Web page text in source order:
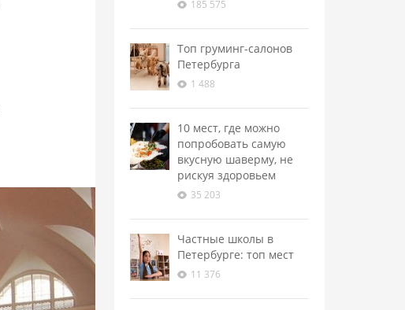
185 575
Топ груминг-салонов
Петербурга
1 488
10 мест, где можно
попробовать самую
вкусную шаверму, не
рискуя здоровьем
35 203
Частные школы в
Петербурге: топ мест
11 376